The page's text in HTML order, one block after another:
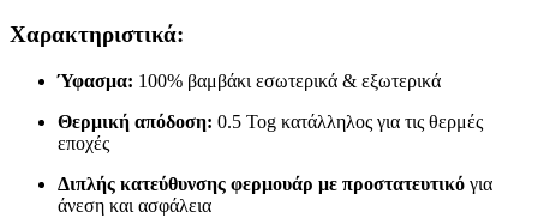
Χαρακτηριστικά:
Ύφασμα: 100% βαμβάκι εσωτερικά & εξωτερικά
Θερμική απόδοση: 0.5 Tog κατάλληλος για τις θερμές
εποχές
Διπλής κατεύθυνσης φερμουάρ με προστατευτικό για
άνεση και ασφάλεια